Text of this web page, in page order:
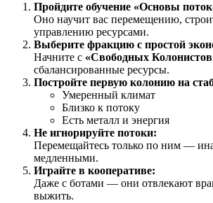
Пройдите обучение «Основы
Оно научит вас перемещению,
управлению ресурсами.
Выберите фракцию с простой
Начните с «Свободных
сбалансированные ресурсы.
Постройте первую колонию на
Умеренный климат
Близко к потоку
Есть металл и энергия
Не игнорируйте потоки:
Перемещайтесь только по ним —
медленными.
Играйте в кооперативе:
Даже с ботами — они отвлекают
выжить.